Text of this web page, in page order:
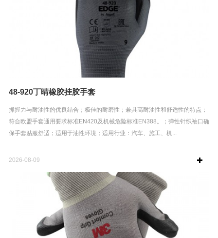
48-920丁晴橡胶挂胶手套
抓握力与耐油性的优良结合；极佳的耐磨性；兼具高耐油性和舒适性的特点；
符合欧盟手套通用要求标准EN420及机械危险标准EN388。；弹性针织袖口确
保手套贴服舒适；适用于油性环境；适用行业：汽车、施工、机...
2026-08-09